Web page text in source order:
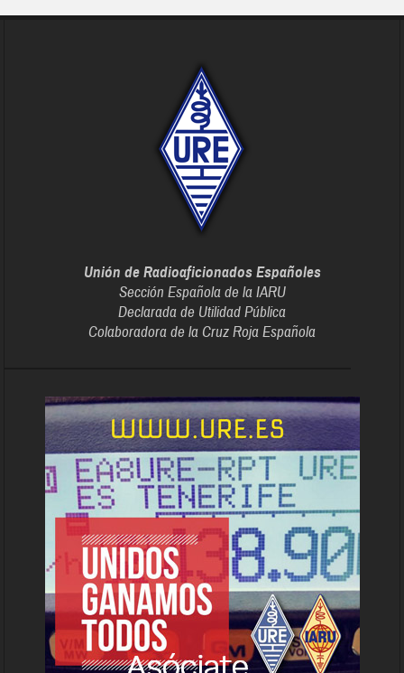
Unión de Radioaficionados Españoles
Sección Española de la IARU
Declarada de Utilidad Pública
Colaboradora de la Cruz Roja Española